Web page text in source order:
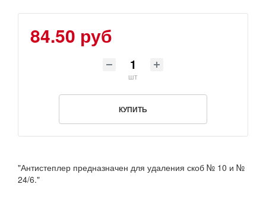
84.50 руб
шт
КУПИТЬ
"Антистеплер предназначен для удаления скоб № 10 и №
24/6."